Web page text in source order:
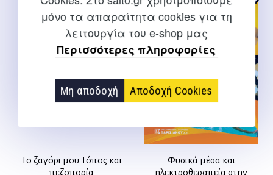
μόνο τα απαραίτητα cookies για τη
λειτουργία του e-shop μας
Περισσότερες πληροφορίες
Μη αποδοχή Αποδοχή Cookies
Το ζαγόρι μου Τόπος και
πεζοπορία
Φυσικά μέσα και
ηλεκτροθεραπεία στην